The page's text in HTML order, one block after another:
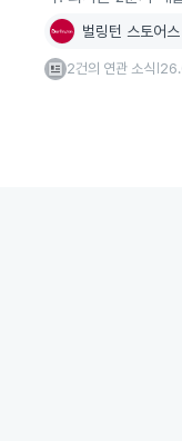
벌링턴 스토어스
2건의 연관 소식